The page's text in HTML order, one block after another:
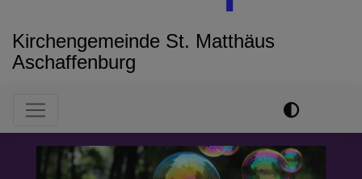
Kirchengemeinde St. Matthäus
Aschaffenburg
Hauptnavigation